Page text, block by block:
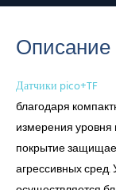
Описание
Датчики pico+TF
благодаря
измерения
покрытие
агрессивных сред.